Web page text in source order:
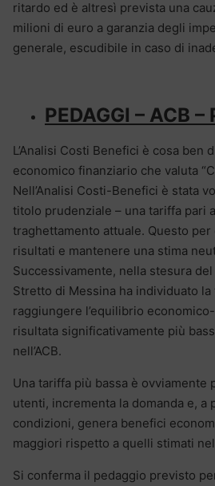
ritardo ed è altresì prevista una
milioni di euro a garanzia degli
generale, escudibile in caso di
PEDAGGI – ACB –
L’Analisi Costi Benefici è cosa ben
economico finanziario che valuta
Nell’Analisi Costi-Benefici è stata
titolo prudenziale – una tariffa pari
traghettamento attuale. Questo
risultati e mantenere una stima
Successivamente, nella stesura
Stretto di Messina ha individuato
raggiungere l’equilibrio
risultata significativamente più
nell’ACB.
Una tariffa più bassa è ovviamente
utenti, incrementa la domanda e, a
condizioni, genera benefici
maggiori rispetto a quelli stimati
Si conferma il pedaggio previsto